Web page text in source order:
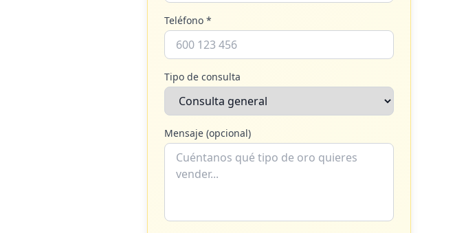
Teléfono *
Tipo de consulta
Mensaje (opcional)